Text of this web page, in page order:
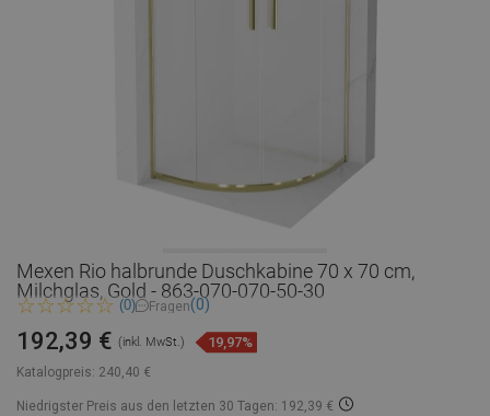
Mexen Rio halbrunde Duschkabine 70 x 70 cm,
Milchglas, Gold - 863-070-070-50-30
(0) Fragen(0)
Katalogpreis: 240,40 €
192,39 € (inkl. MwSt.) 19,97%
Niedrigster Preis aus den letzten 30 Tagen: 192,39 €